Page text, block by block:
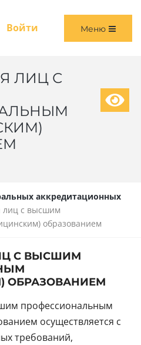
Войти Меню
ЛИЦ С
аккредитационных
лиц с высшим
образованием
С ВЫСШИМ
ОБРАЗОВАНИЕМ
профессиональным
осуществляется с
требований,